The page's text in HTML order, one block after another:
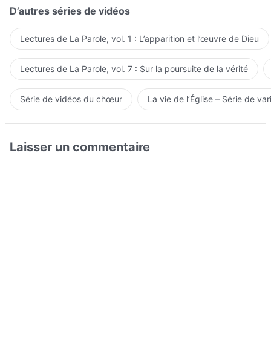
D’autres séries de vidéos
Lectures de La Parole, vol. 1 : L’apparition et l’œuvre de Dieu
Lectures de La Parole, vol. 7 : Sur la poursuite de la vérité
Série de vidéos du chœur La vie de l’Église – Série de
Laisser un commentaire